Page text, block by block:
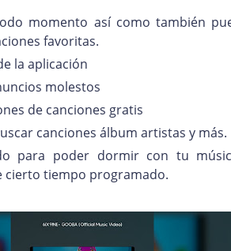
momento así como también
favoritas.
la aplicación
molestos
de canciones gratis
canciones álbum artistas y más.
para poder dormir con tu
cierto tiempo programado.